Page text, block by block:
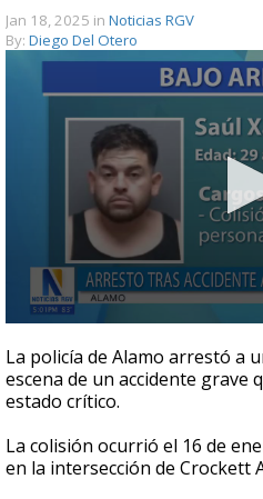
Jan 18, 2025 in Noticias RGV
By: Diego Del Otero
seconds
of
42
seconds
La policía de Alamo arrestó a
escena de un accidente grave
estado crítico.
La colisión ocurrió el 16 de
en la intersección de Crockett